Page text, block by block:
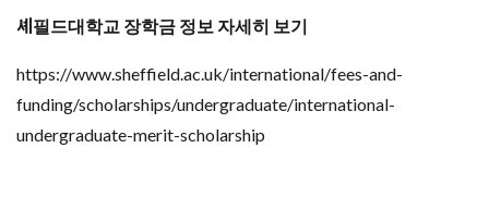
셰필드대학교 장학금 정보 자세히 보기
https://www.sheffield.ac.uk/international/fees-and-
funding/scholarships/undergraduate/international-
undergraduate-merit-scholarship